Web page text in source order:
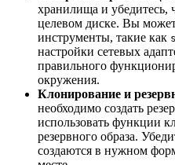
хранилища и убедитесь,
целевом диске. Вы
инструменты, такие как
настройки сетевых
правильного
окружения.
Клонирование и
необходимо создать
использовать функции
резервного образа.
создаются в нужном